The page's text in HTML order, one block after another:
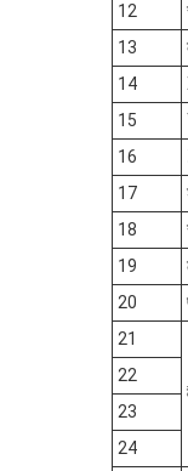
12
13
14
15
16
17
18
19
20
21
22
23
24